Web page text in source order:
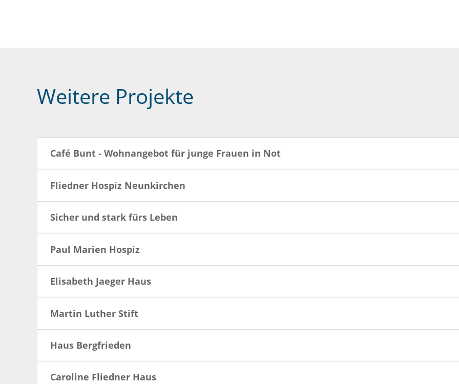
Weitere Projekte
Café Bunt - Wohnangebot für junge Frauen in Not
Fliedner Hospiz Neunkirchen
Sicher und stark fürs Leben
Paul Marien Hospiz
Elisabeth Jaeger Haus
Martin Luther Stift
Haus Bergfrieden
Caroline Fliedner Haus